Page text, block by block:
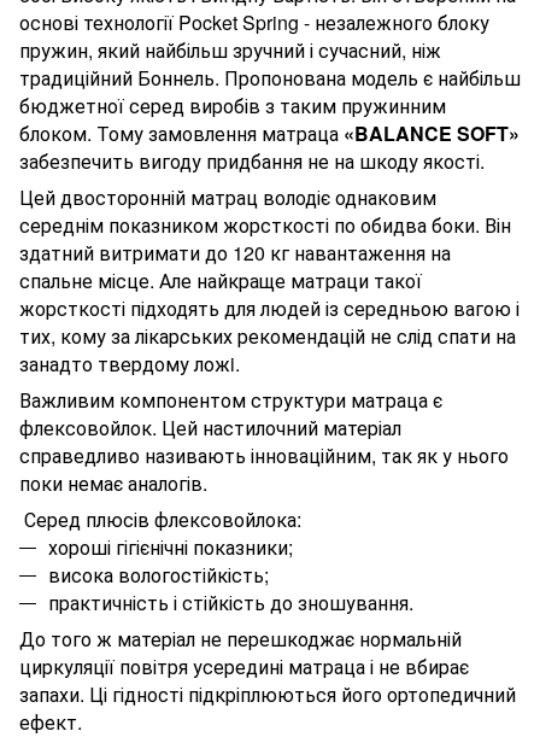
основі технології Pocket Spring - незалежного блоку
пружин, який найбільш зручний і сучасний, ніж
традиційний Боннель. Пропонована модель є найбільш
бюджетної серед виробів з таким пружинним
блоком. Тому замовлення матраца «BALANCE SOFT»
забезпечить вигоду придбання не на шкоду якості.
Цей двосторонній матрац володіє однаковим
середнім показником жорсткості по обидва боки. Він
здатний витримати до 120 кг навантаження на
спальне місце. Але найкраще матраци такої
жорсткості підходять для людей із середньою вагою і
тих, кому за лікарських рекомендацій не слід спати на
занадто твердому ложi.
Важливим компонентом структури матраца є
флексовойлок. Цей настилочний матеріал
справедливо називають інноваційним, так як у нього
поки немає аналогів.
Серед плюсів флексовойлока:
хороші гігієнічні показники;
висока вологостійкість;
практичність і стійкість до зношування.
До того ж матеріал не перешкоджає нормальній
циркуляції повітря усередині матраца і не вбирає
запахи. Ці гідності підкріплюються його ортопедичний
ефект.